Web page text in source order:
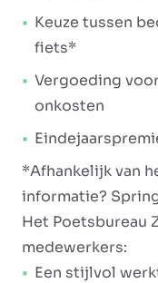
Keuze tussen
fiets*
Vergoeding
onkosten
*Afhankelijk van
informatie?
Het Poetsbureau
medewerkers:
Een stijlvol